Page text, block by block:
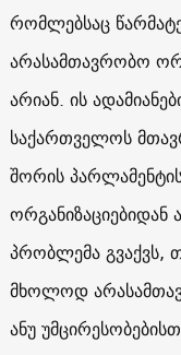
რომლებსაც
არასამთავრობო
არიან. ის
საქართველოს
შორის
პრობლემა გვაქვს,
მხოლოდ
ანუ